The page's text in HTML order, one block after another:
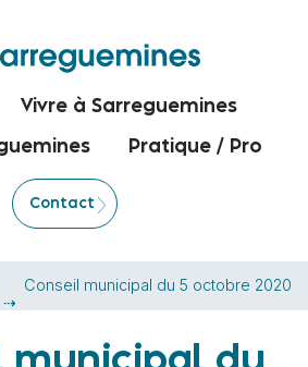
Vivre à Sarreguemines
Pratique / Pro
Contact
Conseil municipal du 5 octobre 2020